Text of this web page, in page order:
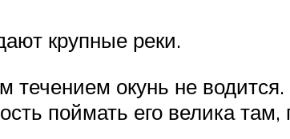
крупные реки.
окунь не
поймать его велика там,